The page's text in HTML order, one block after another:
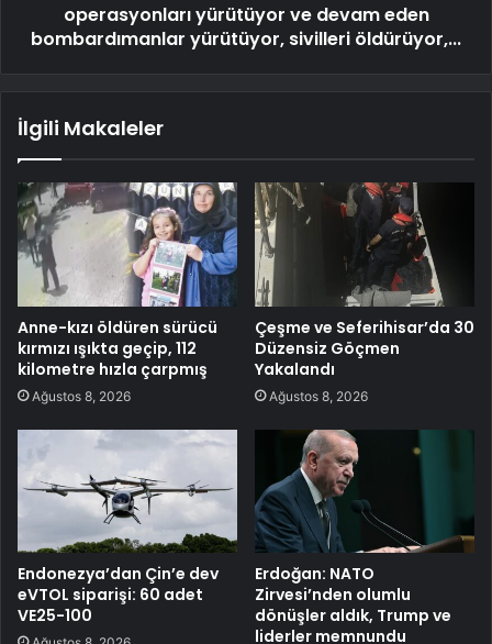
operasyonları yürütüyor ve devam eden
bombardımanlar yürütüyor, sivilleri öldürüyor,...
İlgili Makaleler
Anne-kızı öldüren sürücü
kırmızı ışıkta geçip, 112
kilometre hızla çarpmış
Ağustos 8, 2026
Çeşme ve Seferihisar’da 30
Düzensiz Göçmen
Yakalandı
Ağustos 8, 2026
Endonezya’dan Çin’e dev
eVTOL siparişi: 60 adet
VE25-100
Erdoğan: NATO
Zirvesi’nden olumlu
dönüşler aldık, Trump ve
liderler memnundu